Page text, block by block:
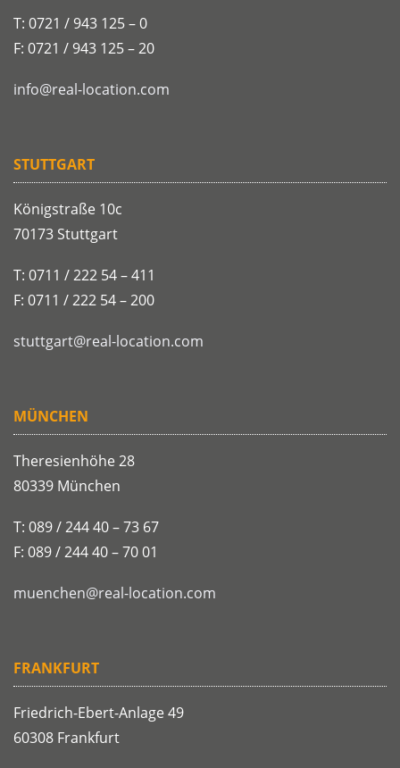
T: 0721 / 943 125 – 0
F: 0721 / 943 125 – 20
info@real-location.com
STUTTGART
Königstraße 10c
70173 Stuttgart
T: 0711 / 222 54 – 411
F: 0711 / 222 54 – 200
stuttgart@real-location.com
MÜNCHEN
Theresienhöhe 28
80339 München
T: 089 / 244 40 – 73 67
F: 089 / 244 40 – 70 01
muenchen@real-location.com
FRANKFURT
Friedrich-Ebert-Anlage 49
60308 Frankfurt